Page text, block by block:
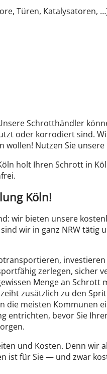
Türen, Katalysatoren,
Schrotthändler
oder korrodiert sind.
Nutzen Sie
holt Ihren Schrott in
Köln!
wir bieten unsere
wir in ganz NRW tätig
investieren
zerlegen, sicher
Menge an Schrott
zusätzlich zu den
die meisten Kommunen
entrichten, bevor Sie
und Kosten. Denn wir
ist für Sie — und zwar